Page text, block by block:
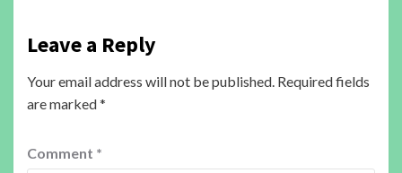
Leave a Reply
Your email address will not be published. Required fields
are marked*
Comment *